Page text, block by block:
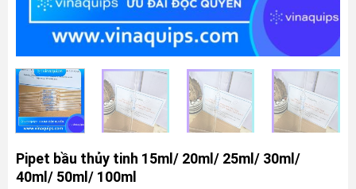
Pipet bầu thủy tinh 15ml/ 20ml/ 25ml/ 30ml/
40ml/ 50ml/ 100ml